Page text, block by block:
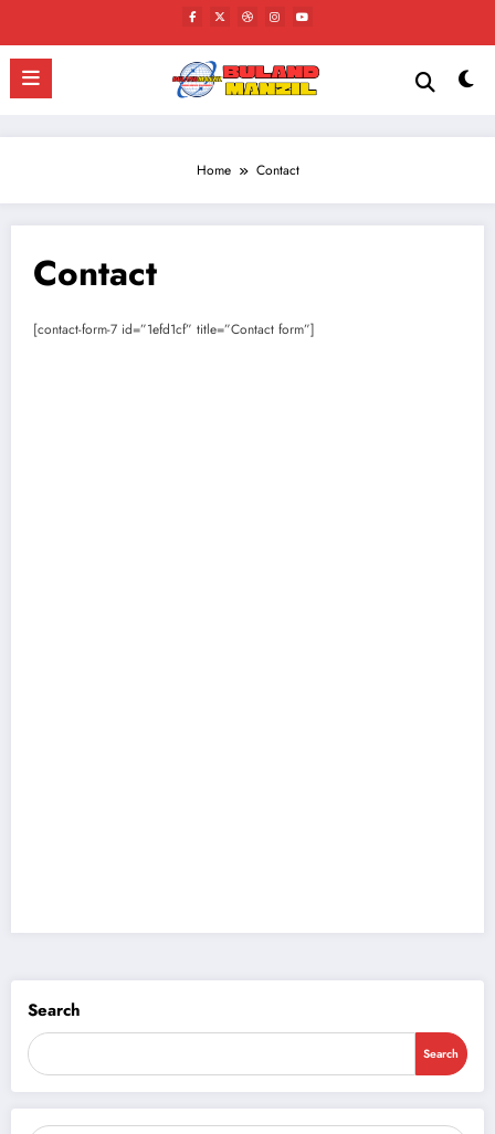
content
Home Contact
Contact
[contact-form-7 id=”1efd1cf” title=”Contact form”]
Search
Search